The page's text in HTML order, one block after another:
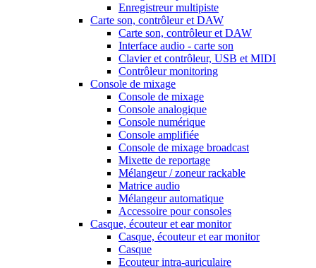
Enregistreur multipiste
Carte son, contrôleur et DAW
Carte son, contrôleur et DAW
Interface audio - carte son
Clavier et contrôleur, USB et MIDI
Contrôleur monitoring
Console de mixage
Console de mixage
Console analogique
Console numérique
Console amplifiée
Console de mixage broadcast
Mixette de reportage
Mélangeur / zoneur rackable
Matrice audio
Mélangeur automatique
Accessoire pour consoles
Casque, écouteur et ear monitor
Casque, écouteur et ear monitor
Casque
Ecouteur intra-auriculaire